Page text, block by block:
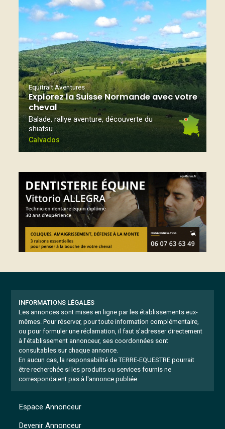
Equitrait Aventures
Explorez la Suisse Normande avec votre
cheval
Balade, rallye aventure, découverte du
shiatsu…
Calvados
INFORMATIONS LÉGALES
Les annonces sont mises en ligne par les établissements eux-
mêmes. Pour réserver, pour toute information complémentaire,
ou pour formuler une réclamation, il faut s'adresser directement
à l'établissement annonceur, ses coordonnées sont
consultables sur chaque annonce.
En aucun cas, la responsabilité de TERRE-EQUESTRE pourrait
être recherchée si les produits ou services fournis ne
correspondaient pas à l'annonce publiée.
Espace Annonceur
Devenir Annonceur